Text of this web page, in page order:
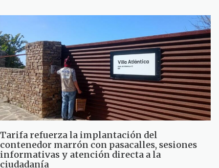
Tarifa refuerza la implantación del
contenedor marrón con pasacalles, sesiones
informativas y atención directa a la
ciudadanía